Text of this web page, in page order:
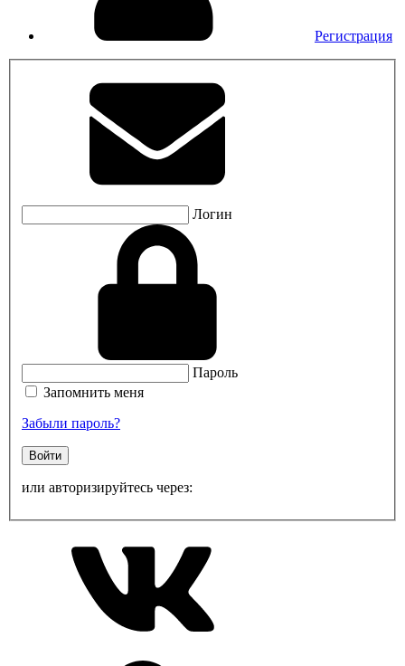
Регистрация
Логин
Пароль
Запомнить меня
Забыли пароль?
Войти
или авторизируйтесь через: